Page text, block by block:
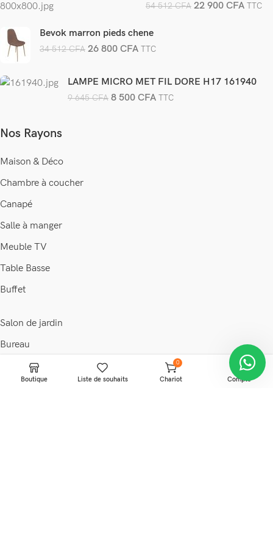
54 512CFA 22 900 CFA TTC
Bevok marron pieds chene
34 512CFA 26 800CFA TTC
LAMPE MICRO MET FIL DORE H17 161940
9 645CFA 8 500CFA TTC
Nos Rayons
Maison & Déco
Chambre à coucher
Canapé
Salle à manger
Meuble TV
Table Basse
Buffet
Salon de jardin
Bureau
Boutique Liste de souhaits
0
Chariot Compte